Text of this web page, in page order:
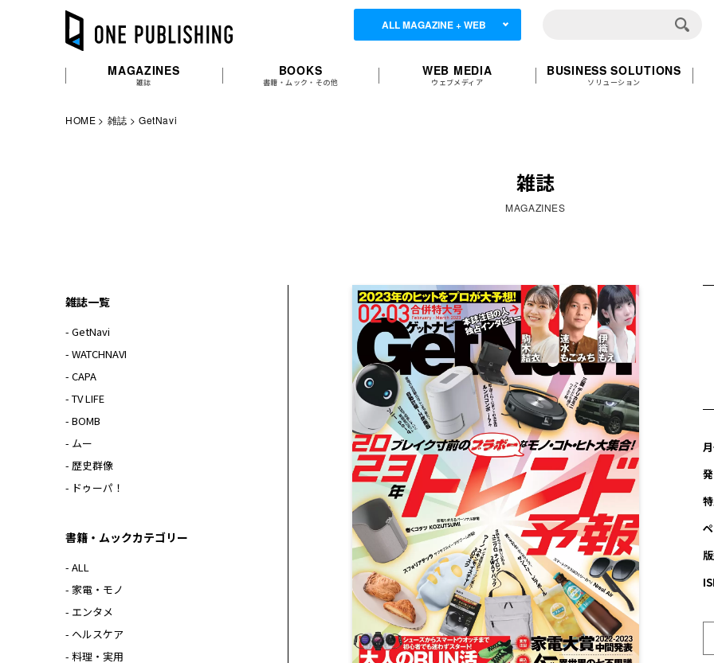
ALL MAGAZINE + WEB
MAGAZINES
雑誌
BOOKS
書籍・ムック・その他
WEB MEDIA
ウェブメディア
BUSINESS SOLUTIONS
ソリューション
HOME 雑誌 GetNavi
雑誌
MAGAZINES
雑誌一覧
- GetNavi
- WATCHNAVI
- CAPA
- TV LIFE
- BOMB
- ムー
- 歴史群像
- ドゥーパ！
書籍・ムックカテゴリー
- ALL
- 家電・モノ
- エンタメ
- ヘルスケア
- 料理・実用